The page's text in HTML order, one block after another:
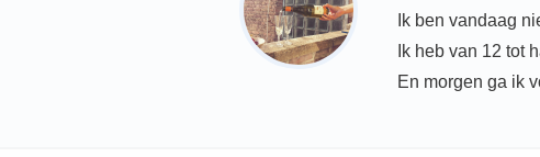
Ik ben vandaag
Ik heb van 12 tot
En morgen ga ik